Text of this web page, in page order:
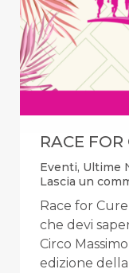
RACE
Eventi, Ultime
Lascia un
Race for
che devi
Circo
edizione